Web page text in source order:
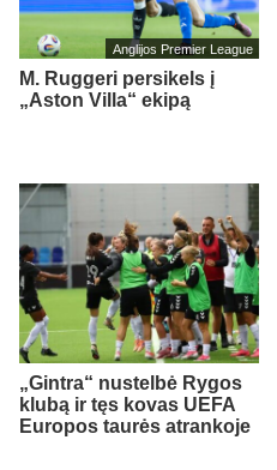
Anglijos Premier League
M. Ruggeri persikels į
„Aston Villa“ ekipą
„Gintra“ nustelbė Rygos
klubą ir tęs kovas UEFA
Europos taurės atrankoje